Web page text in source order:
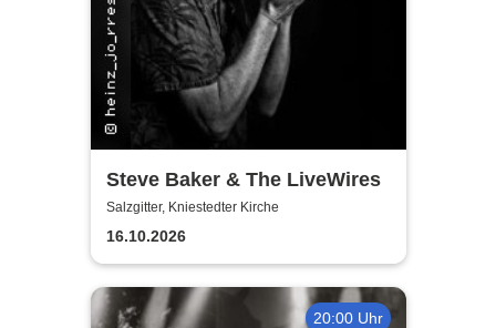
Steve Baker & The LiveWires
Salzgitter, Kniestedter Kirche
16.10.2026
20:00 Uhr